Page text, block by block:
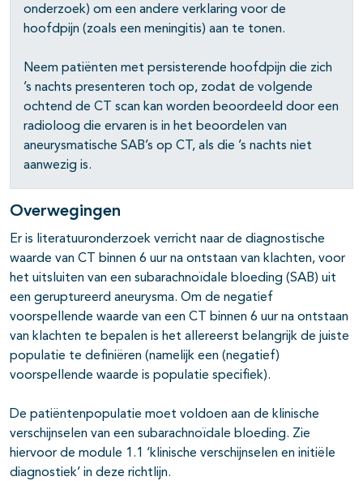
open- en dichtklappen
onderzoek) om een andere verklaring voor de
hoofdpijn (zoals een meningitis) aan te tonen.
Neem patiënten met persisterende hoofdpijn die zich
’s nachts presenteren toch op, zodat de volgende
ochtend de CT scan kan worden beoordeeld door een
radioloog die ervaren is in het beoordelen van
aneurysmatische SAB’s op CT, als die ’s nachts niet
aanwezig is.
Overwegingen
Er is literatuuronderzoek verricht naar de diagnostische
waarde van CT binnen 6 uur na ontstaan van klachten, voor
het uitsluiten van een subarachnoïdale bloeding (SAB) uit
een geruptureerd aneurysma. Om de negatief
voorspellende waarde van een CT binnen 6 uur na ontstaan
van klachten te bepalen is het allereerst belangrijk de juiste
populatie te definiëren (namelijk een (negatief)
voorspellende waarde is populatie specifiek).
De patiëntenpopulatie moet voldoen aan de klinische
verschijnselen van een subarachnoïdale bloeding. Zie
hiervoor de module 1.1 ‘klinische verschijnselen en initiële
diagnostiek’ in deze richtlijn.